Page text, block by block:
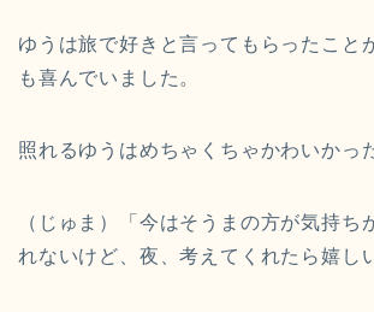
ゆうは旅で好きと言ってもらったこと
も喜んでいました。
照れるゆうはめちゃくちゃかわいかっ
（じゅま）「今はそうまの方が気持ち
れないけど、夜、考えてくれたら嬉し